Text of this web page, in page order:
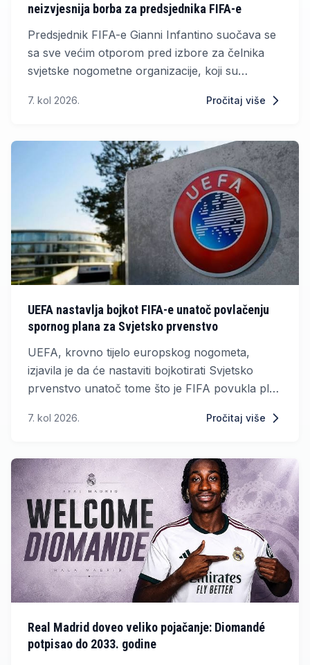
neizvjesnija borba za predsjednika FIFA-e
Predsjednik FIFA-e Gianni Infantino suočava se
sa sve većim otporom pred izbore za čelnika
svjetske nogometne organizacije, koji su
prijedlog da se do 30 posto udjela u Svjetskom
je na snažno protivljenje europskih nogometnih
7. kol 2026. Pročitaj više
UEFA nastavlja bojkot FIFA-e unatoč povlačenju
spornog plana za Svjetsko prvenstvo
UEFA, krovno tijelo europskog nogometa,
izjavila je da će nastaviti bojkotirati Svjetsko
prvenstvo unatoč tome što je FIFA povukla plan
7. kol 2026. Pročitaj više
Real Madrid doveo veliko pojačanje: Diomandé
potpisao do 2033. godine